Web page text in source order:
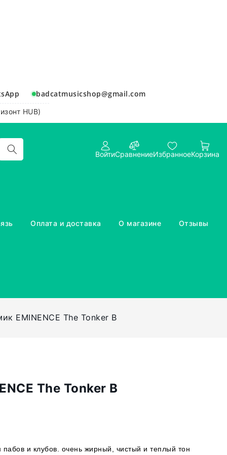
badcatmusicshop@gmail.com
HUB)
ВойтиСравнениеИзбранноеКорзина
Оплата и доставка О магазине Отзывы
EMINENCE The Tonker B
The Tonker B
и клубов. очень жирный, чистый и теплый тон